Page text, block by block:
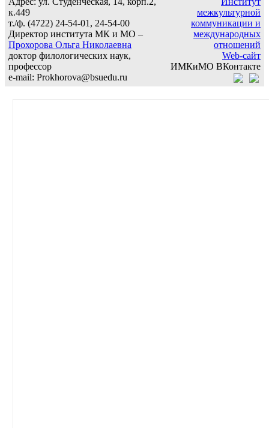
к.449
т./ф. (4722) 24-54-01, 24-54-00
Директор института МК и МО –
Прохорова Ольга Николаевна
доктор филологических наук,
профессор
e-mail: Prokhorova@bsuedu.ru
межкультурной
коммуникации и
международных
отношений
Web-сайт
ИМКиМО ВКонтакте